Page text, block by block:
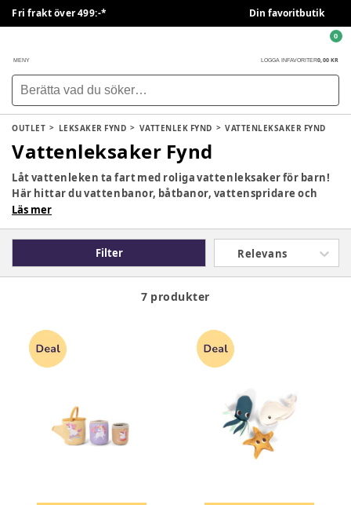
Fri frakt över 499:-* Din favoritbutik
MENY LOGGA IN FAVORITER0,00 KR
0
OUTLET LEKSAKER FYND VATTENLEK FYND VATTENLEKSAKER FYND
Vattenleksaker Fynd
Låt vattenleken ta fart med roliga vattenleksaker för barn!
Här hittar du vattenbanor, båtbanor, vattenspridare och
andra vattenleksaker som inspirerar till lek och många
sommardagar fyllda med lek, upptäckarglädje och rörelse.
Läs mer
Filter Relevans
7 produkter